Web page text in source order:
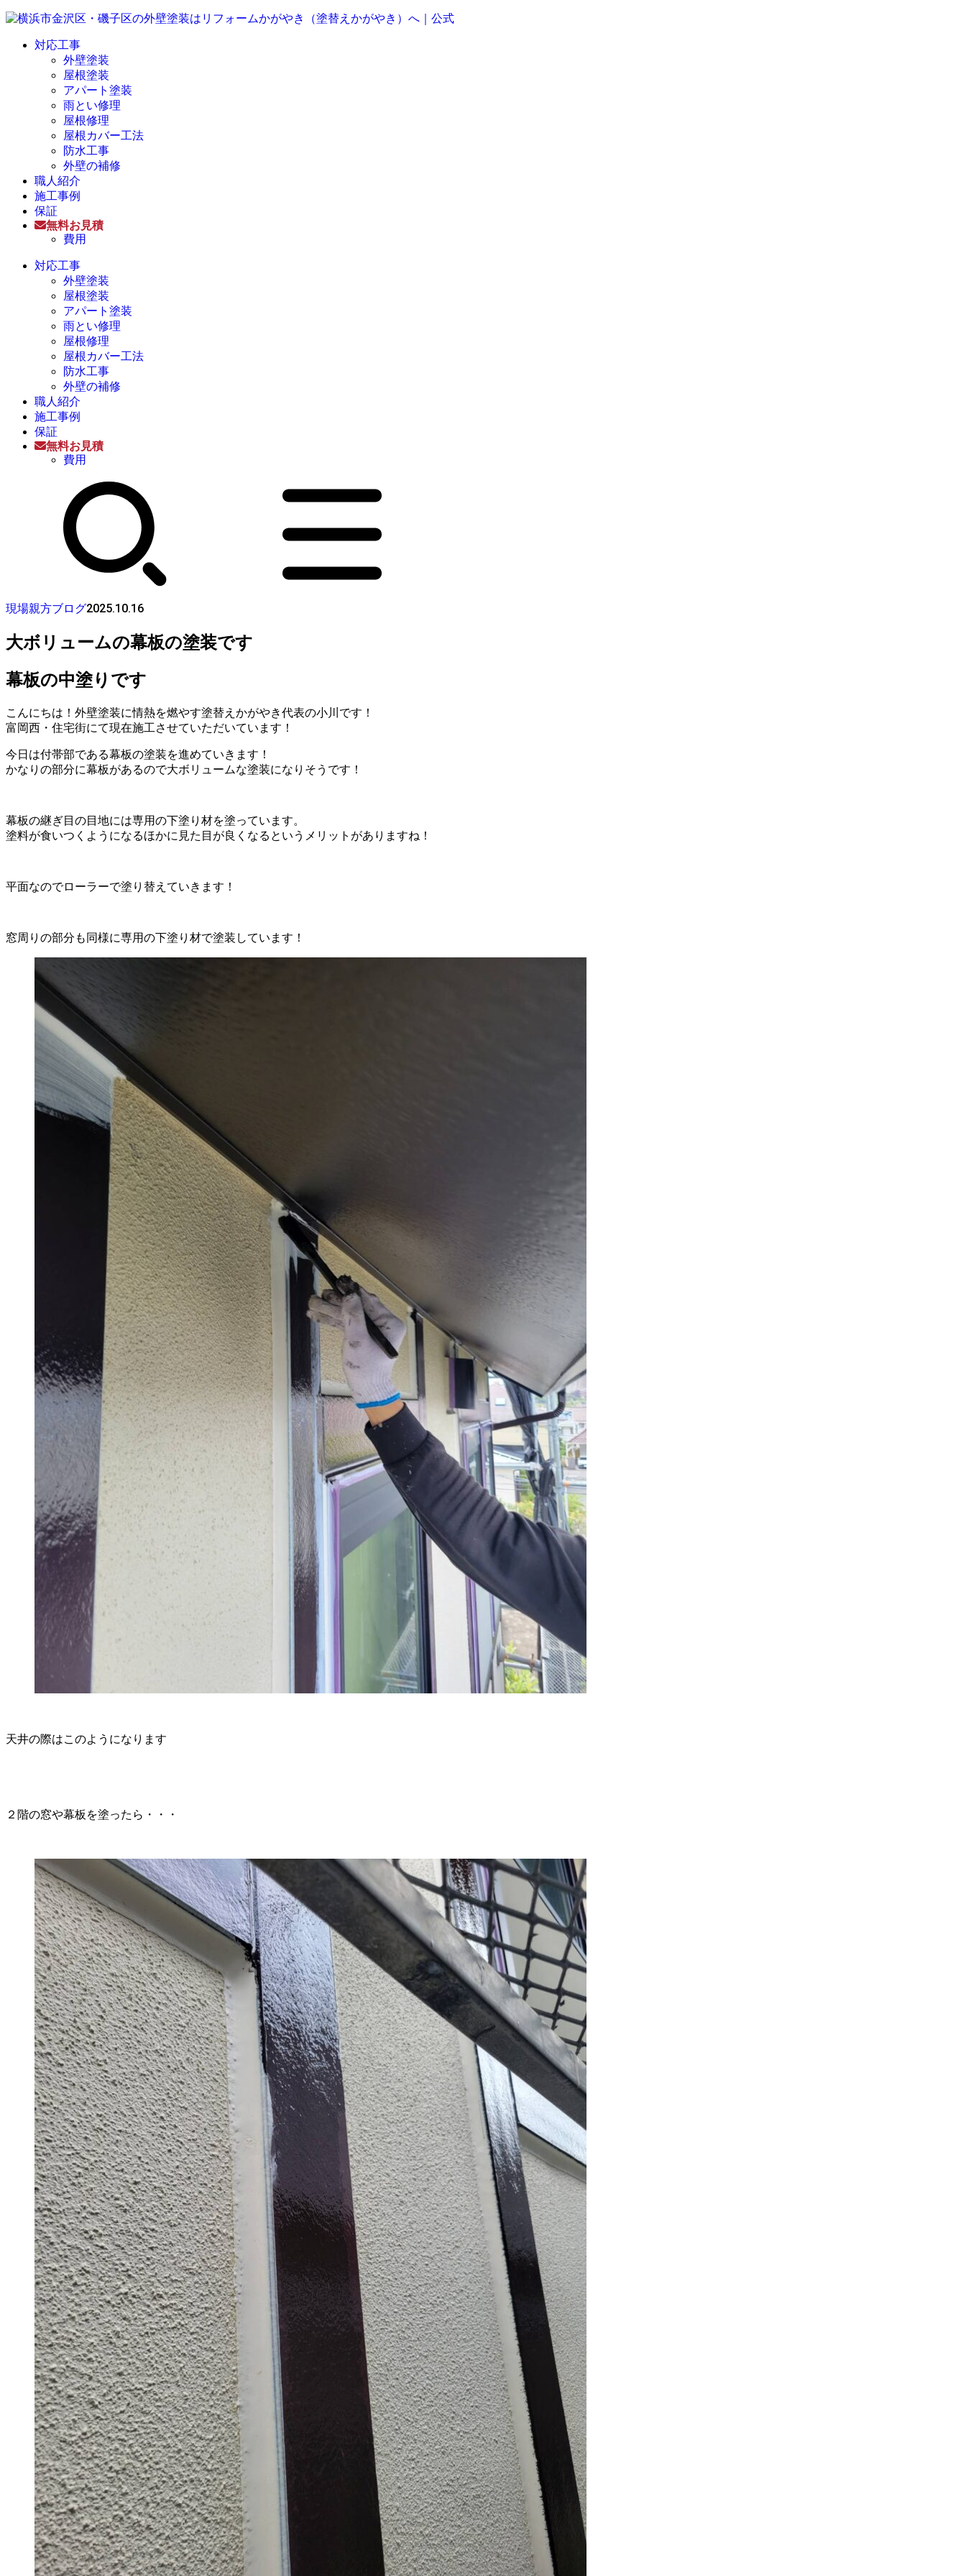
対応工事
外壁塗装
屋根塗装
アパート塗装
雨とい修理
屋根修理
屋根カバー工法
防水工事
外壁の補修
職人紹介
施工事例
保証
無料お見積
費用
対応工事
外壁塗装
屋根塗装
アパート塗装
雨とい修理
屋根修理
屋根カバー工法
防水工事
外壁の補修
職人紹介
施工事例
保証
無料お見積
費用
現場親方ブログ2025.10.16
大ボリュームの幕板の塗装です
幕板の中塗りです
こんにちは！外壁塗装に情熱を燃やす塗替えかがやき代表の小川です！
富岡西・住宅街にて現在施工させていただいています！
今日は付帯部である幕板の塗装を進めていきます！
かなりの部分に幕板があるので大ボリュームな塗装になりそうです！
幕板の継ぎ目の目地には専用の下塗り材を塗っています。
塗料が食いつくようになるほかに見た目が良くなるというメリットがありますね！
平面なのでローラーで塗り替えていきます！
窓周りの部分も同様に専用の下塗り材で塗装しています！
天井の際はこのようになります
２階の窓や幕板を塗ったら・・・